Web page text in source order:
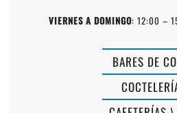
VIERNES A DOMINGO: 12:00 –
BARES DE